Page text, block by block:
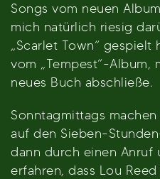
Songs vom neuen
mich natürlich riesig
„Scarlet Town“ gespielt
vom „Tempest“-Album,
neues Buch abschließe.
Sonntagmittags
auf den Sieben-
dann durch einen Anruf
erfahren, dass Lou